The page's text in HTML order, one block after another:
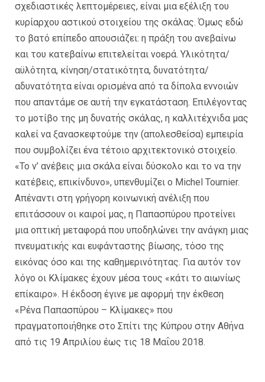
σχεδιαστικές λεπτομέρειες, είναι μια εξέλιξη του
κυρίαρχου αστικού στοιχείου της σκάλας. Όμως εδώ
το βατό επίπεδο απουσιάζει: η πράξη του ανεβαίνω
και του κατεβαίνω επιτελείται νοερά. Υλικότητα/
αϋλότητα, κίνηση/στατικότητα, δυνατότητα/
αδυνατότητα είναι ορισμένα από τα δίπολα εννοιών
που απαντάμε σε αυτή την εγκατάσταση. Επιλέγοντας
το μοτίβο της μη δυνατής σκάλας, η καλλιτέχνιδα μας
καλεί να ξανασκεφτούμε την (απολεσθείσα) εμπειρία
που συμβολίζει ένα τέτοιο αρχιτεκτονικό στοιχείο.
«Το ν’ ανέβεις μια σκάλα είναι δύσκολο και το να την
κατέβεις, επικίνδυνο», υπενθυμίζει ο Michel Tournier.
Απέναντι στη γρήγορη κοινωνική ανέλιξη που
επιτάσσουν οι καιροί μας, η Παπασπύρου προτείνει
μια οπτική μεταφορά που υποδηλώνει την ανάγκη μιας
πνευματικής και ευφάνταστης βίωσης, τόσο της
εικόνας όσο και της καθημερινότητας. Για αυτόν τον
λόγο οι Κλίμακες έχουν μέσα τους «κάτι το αιωνίως
επίκαιρο». Η έκδοση έγινε με αφορμή την έκθεση
«Ρένα Παπασπύρου – Κλίμακες» που
πραγματοποιήθηκε στο Σπίτι της Κύπρου στην Αθήνα
από τις 19 Απριλίου έως τις 18 Μαΐου 2018.